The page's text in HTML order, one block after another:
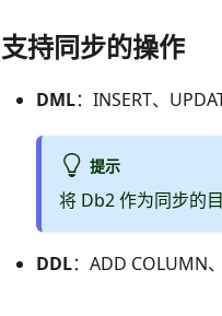
支持同步的操作
DML：INSERT、
提示
将 Db2 作为同步的
DDL：ADD COLUMN